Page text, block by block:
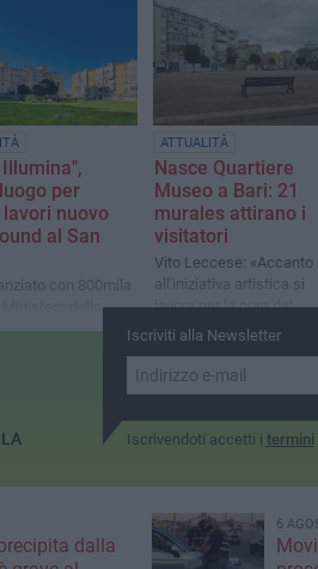
di ampliare le
prevenzione»
per
nuovo
al San
con 800mila
ATTUALITÀ
Nasce Quartiere
Museo a Bari: 21
murales attirano i
visitatori
Vito Leccese: «Accanto
all'iniziativa artistica si
lavora per la cura del
territorio, per potenziare i
cantieri»
Iscriviti alla Newsletter
Iscrivendoti accetti i termini
dalla
6